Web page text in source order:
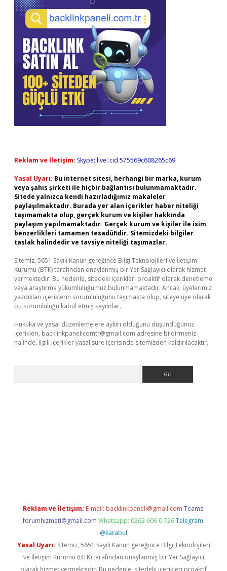
Reklam ve İletişim: Skype: live:.cid.575569c608265c69
Yasal Uyarı: Bu internet sitesi, herhangi bir marka, kurum
veya şahıs şirketi ile hiçbir bağlantısı bulunmamaktadır.
Sitede yalnızca kendi hazırladığımız makaleler
paylaşılmaktadır. Burada yer alan içerikler haber niteliği
taşımamakta olup, gerçek kurum ve kişiler hakkında
paylaşım yapılmamaktadır. Gerçek kurum ve kişiler ile isim
benzerlikleri tamamen tesadüfidir. Sitemizdeki bilgiler
taslak halindedir ve tavsiye niteliği taşımazlar.
Sitemiz, 5651 Sayılı Kanun gereğince Bilgi Teknolojileri ve İletişim
Kurumu (BTK) tarafından onaylanmış bir Yer Sağlayıcı olarak hizmet
vermektedir. Bu nedenle, sitedeki içerikleri proaktif olarak denetleme
veya araştırma yükümlülüğümüz bulunmamaktadır. Ancak, üyelerimiz
yazdıkları içeriklerin sorumluluğunu taşımakta olup, siteye üye olarak
bu sorumluluğu kabul etmiş sayılırlar.
Hukuka ve yasal düzenlemelere aykırı olduğunu düşündüğünüz
içerikleri, backlinkpanelicomtr@gmail.com adresine bildirmeniz
halinde, ilgili içerikler yasal süre içerisinde sitemizden kaldırılacaktır.
Reklam ve İletişim: E-mail: backlinkpaneli@gmail.com Teams:
forumhizmeti@gmail.com Whatsapp: 0262 606 0 726 Telegram:
@karabul
Yasal Uyarı: Sitemiz, 5651 Sayılı Kanun gereğince Bilgi Teknolojileri
ve İletişim Kurumu (BTK) tarafından onaylanmış bir Yer Sağlayıcı
olarak hizmet vermektedir. Bu nedenle, sitedeki içerikleri proaktif